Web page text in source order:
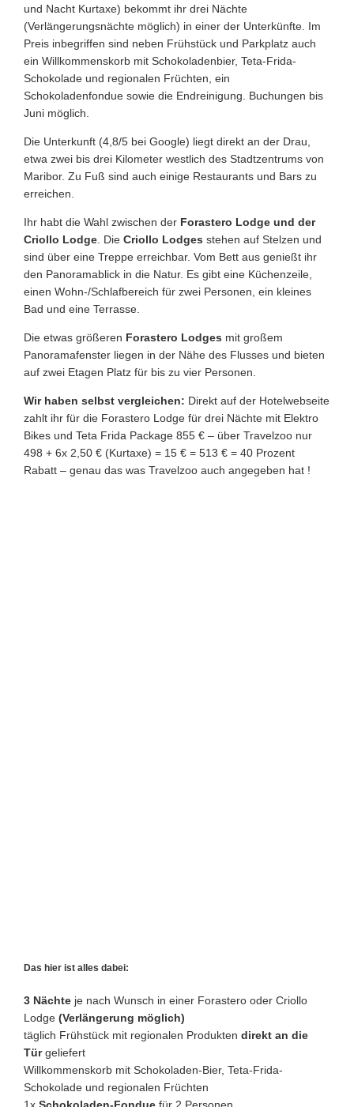
und Nacht Kurtaxe) bekommt ihr drei Nächte
(Verlängerungsnächte möglich) in einer der Unterkünfte. Im
Preis inbegriffen sind neben Frühstück und Parkplatz auch
ein Willkommenskorb mit Schokoladenbier, Teta-Frida-
Schokolade und regionalen Früchten, ein
Schokoladenfondue sowie die Endreinigung. Buchungen bis
Juni möglich.
Die Unterkunft (4,8/5 bei Google) liegt direkt an der Drau,
etwa zwei bis drei Kilometer westlich des Stadtzentrums von
Maribor. Zu Fuß sind auch einige Restaurants und Bars zu
erreichen.
Ihr habt die Wahl zwischen der Forastero Lodge und der
Criollo Lodge . Die Criollo Lodges stehen auf Stelzen und
sind über eine Treppe erreichbar. Vom Bett aus genießt ihr
den Panoramablick in die Natur. Es gibt eine Küchenzeile,
einen Wohn-/Schlafbereich für zwei Personen, ein kleines
Bad und eine Terrasse.
Die etwas größeren Forastero Lodges mit großem
Panoramafenster liegen in der Nähe des Flusses und bieten
auf zwei Etagen Platz für bis zu vier Personen.
Wir haben selbst vergleichen: Direkt auf der Hotelwebseite
zahlt ihr für die Forastero Lodge für drei Nächte mit Elektro
Bikes und Teta Frida Package 855 € – über Travelzoo nur
498 + 6x 2,50 € (Kurtaxe) = 15 € = 513 € = 40 Prozent
Rabatt – genau das was Travelzoo auch angegeben hat !
Das hier ist alles dabei:
3 Nächte je nach Wunsch in einer Forastero oder Criollo
Lodge (Verlängerung möglich)
täglich Frühstück mit regionalen Produkten direkt an die
Türgeliefert
Willkommenskorb mit Schokoladen-Bier, Teta-Frida-
Schokolade und regionalen Früchten